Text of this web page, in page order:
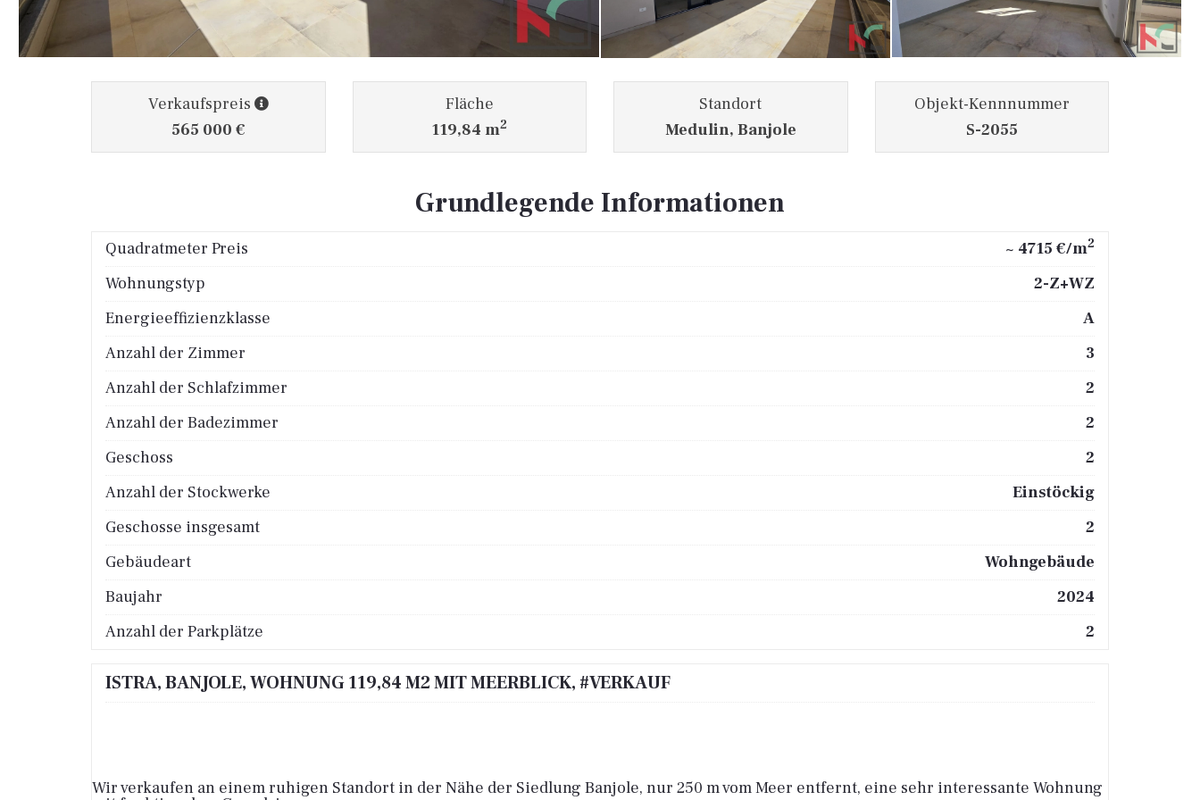
Verkaufspreis
565 000 €
Fläche
119,84 m2
Standort
Medulin, Banjole
Objekt-Kennnummer
S-2055
Grundlegende Informationen
Quadratmeter Preis ~ 4715 €/m2
Wohnungstyp
2-Z+WZ
Energieeffizienzklasse
A
Anzahl der Zimmer
3
Anzahl der Schlafzimmer
2
Anzahl der Badezimmer
2
Geschoss
2
Anzahl der Stockwerke
Einstöckig
Geschosse insgesamt
2
Gebäudeart
Wohngebäude
Baujahr
2024
Anzahl der Parkplätze
2
ISTRA, BANJOLE, WOHNUNG 119,84 M2 MIT MEERBLICK, #VERKAUF
Wir verkaufen an einem ruhigen Standort in der Nähe der Siedlung Banjole, nur 250 m vom Meer entfernt, eine sehr interessante Wohnung